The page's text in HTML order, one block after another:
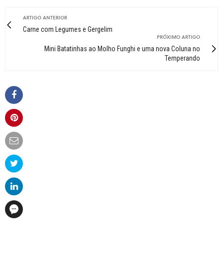
ARTIGO ANTERIOR
Carne com Legumes e Gergelim
PRÓXIMO ARTIGO
Mini Batatinhas ao Molho Funghi e uma nova Coluna no
Temperando